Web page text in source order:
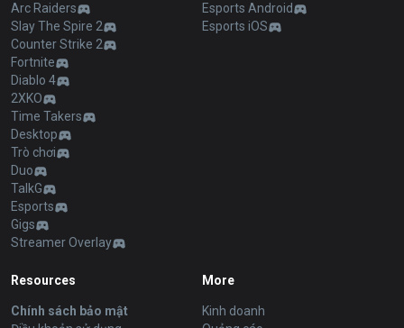
Arc Raiders
Slay The Spire 2
Counter Strike 2
Fortnite
Diablo 4
2XKO
Time Takers
Desktop
Trò chơi
Duo
TalkG
Esports
Gigs
Streamer Overlay
Esports Android
Esports iOS
Resources
Chính sách bảo mật
More
Kinh doanh